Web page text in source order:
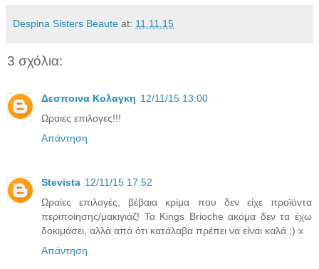
Despina Sisters Beaute at: 11.11.15
3 σχόλια:
Δεσποινα Κολαγκη 12/11/15 13:00
Ωραιες επιλογες!!!
Απάντηση
Stevista 12/11/15 17:52
Ωραίες επιλογές, βέβαια κρίμα που δεν είχε προϊόντα
περιποίησης/μακιγιάζ! Τα Kings Brioche ακόμα δεν τα έχω
δοκιμάσει, αλλά από ότι κατάλαβα πρέπει να είναι καλά ;) x
Απάντηση